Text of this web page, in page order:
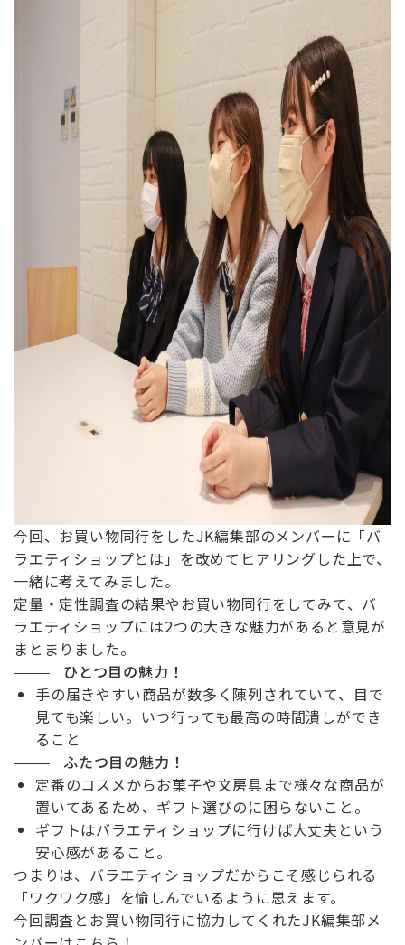
今回、お買い物同行をしたJK編集部のメンバーに「バ
ラエティショップとは」を改めてヒアリングした上で、
一緒に考えてみました。
定量・定性調査の結果やお買い物同行をしてみて、バ
ラエティショップには2つの大きな魅力があると意見が
まとまりました。
ひとつ目の魅力！
手の届きやすい商品が数多く陳列されていて、目で
見ても楽しい。いつ行っても最高の時間潰しができ
ること
ふたつ目の魅力！
定番のコスメからお菓子や文房具まで様々な商品が
置いてあるため、ギフト選びのに困らないこと。
ギフトはバラエティショップに行けば大丈夫という
安心感があること。
つまりは、バラエティショップだからこそ感じられる
「ワクワク感」を愉しんでいるように思えます。
今回調査とお買い物同行に協力してくれたJK編集部メ